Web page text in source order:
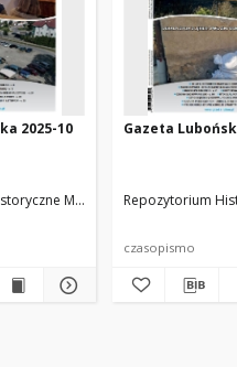
Spychała i zespół redakcyjny
2025-10
Miasta Luboń red. nacz.
Gazeta
Repozytorium
czasopismo